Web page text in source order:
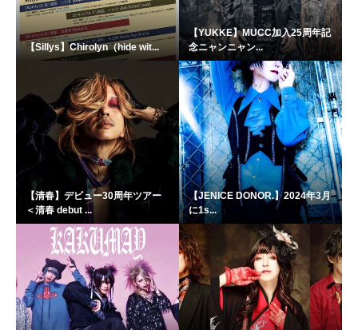
【Sillys】Chirolyn（hide wit...
【YUKKE】MUCC加入25周年記
念ニャンニャン...
【清春】デビュー30周年ツアー
＜清春 debut ...
【JENICE DONOR.】2024年3月
に1s...